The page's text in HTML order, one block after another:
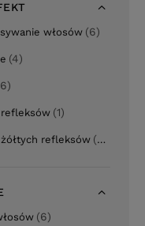
włosów 6
4
1
refleksów 2
6